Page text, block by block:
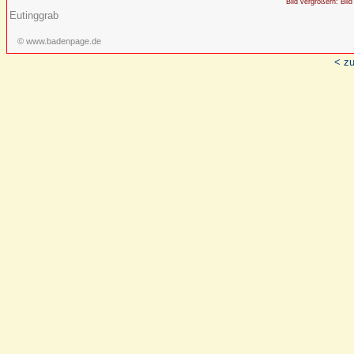
Bild vergrößern:
Eutinggrab
© www.badenpage.de
<